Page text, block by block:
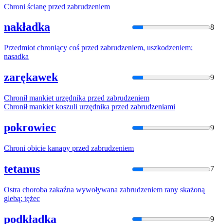
Chroni ścianę przed zabrudzeniem
nakładka 8
Przedmiot chroniący coś przed zabrudzeniem, uszkodzeniem;
nasadka
zarękawek 9
Chronił mankiet urzędnika przed zabrudzeniem
Chronił mankiet koszuli urzędnika przed zabrudzeniami
pokrowiec 9
Chroni obicie kanapy przed zabrudzeniem
tetanus 7
Ostra choroba zakaźna wywoływana zabrudzeniem rany skażoną
glebą; tężec
podkładka 9